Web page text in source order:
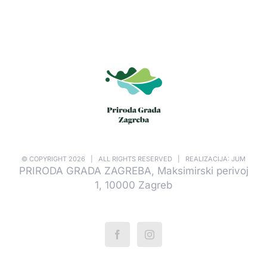
© COPYRIGHT 2026 | ALL RIGHTS RESERVED | REALIZACIJA: JUM
PRIRODA GRADA ZAGREBA, Maksimirski perivoj
1, 10000 Zagreb